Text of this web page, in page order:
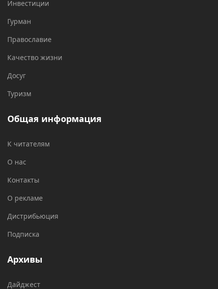
Инвестиции
Гурман
Православие
Качество жизни
Досуг
Туризм
Общая информация
К читателям
О нас
Контакты
О рекламе
Дистрибьюция
Подписка
Архивы
Дайджест